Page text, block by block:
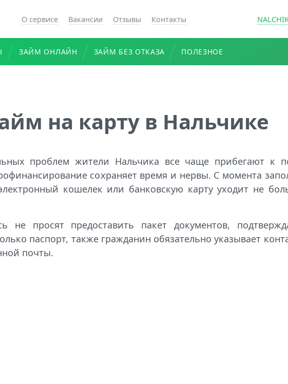
О сервисе Вакансии Отзывы Контакты
ЗАЙМ ОНЛАЙН ЗАЙМ БЕЗ ОТКАЗА ПОЛЕЗНОЕ
на карту в Нальчике
проблем жители Нальчика все чаще прибегают к
сохраняет время и нервы. С момента
кошелек или банковскую карту уходит не
просят предоставить пакет документов,
паспорт, также гражданин обязательно указывает
почты.